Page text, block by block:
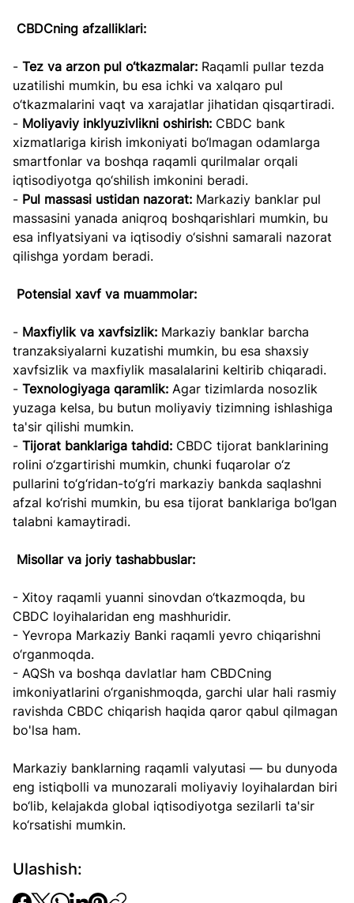
CBDCning afzalliklari:
- Tez va arzon pul o‘tkazmalar: Raqamli pullar tezda
uzatilishi mumkin, bu esa ichki va xalqaro pul
o‘tkazmalarini vaqt va xarajatlar jihatidan qisqartiradi.
- Moliyaviy inklyuzivlikni oshirish: CBDC bank
xizmatlariga kirish imkoniyati bo‘lmagan odamlarga
smartfonlar va boshqa raqamli qurilmalar orqali
iqtisodiyotga qo‘shilish imkonini beradi.
- Pul massasi ustidan nazorat: Markaziy banklar pul
massasini yanada aniqroq boshqarishlari mumkin, bu
esa inflyatsiyani va iqtisodiy o‘sishni samarali nazorat
qilishga yordam beradi.
Potensial xavf va muammolar:
- Maxfiylik va xavfsizlik: Markaziy banklar barcha
tranzaksiyalarni kuzatishi mumkin, bu esa shaxsiy
xavfsizlik va maxfiylik masalalarini keltirib chiqaradi.
- Texnologiyaga qaramlik: Agar tizimlarda nosozlik
yuzaga kelsa, bu butun moliyaviy tizimning ishlashiga
ta'sir qilishi mumkin.
- Tijorat banklariga tahdid: CBDC tijorat banklarining
rolini o‘zgartirishi mumkin, chunki fuqarolar o‘z
pullarini to‘g‘ridan-to‘g‘ri markaziy bankda saqlashni
afzal ko‘rishi mumkin, bu esa tijorat banklariga bo‘lgan
talabni kamaytiradi.
Misollar va joriy tashabbuslar:
- Xitoy raqamli yuanni sinovdan o‘tkazmoqda, bu
CBDC loyihalaridan eng mashhuridir.
- Yevropa Markaziy Banki raqamli yevro chiqarishni
o‘rganmoqda.
- AQSh va boshqa davlatlar ham CBDCning
imkoniyatlarini o‘rganishmoqda, garchi ular hali rasmiy
ravishda CBDC chiqarish haqida qaror qabul qilmagan
bo'lsa ham.
Markaziy banklarning raqamli valyutasi — bu dunyoda
eng istiqbolli va munozarali moliyaviy loyihalardan biri
bo‘lib, kelajakda global iqtisodiyotga sezilarli ta'sir
ko‘rsatishi mumkin.
Ulashish: